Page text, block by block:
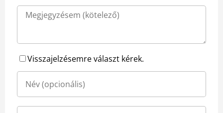
Visszajelzésemre választ kérek.